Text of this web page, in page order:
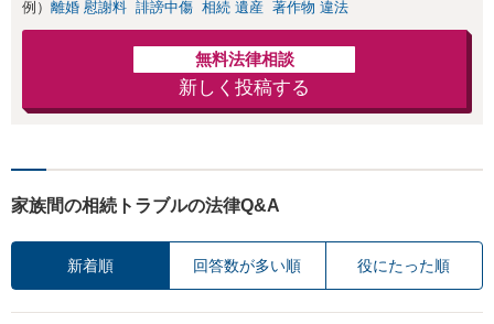
例） 離婚 慰謝料 誹謗中傷 相続 遺産 著作物 違法
無料法律相談
新しく投稿する
家族間の相続トラブルの法律Q&A
新着順 回答数が多い順 役にたった順